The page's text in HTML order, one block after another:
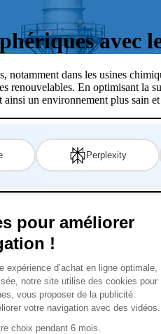
avec
dans les usines
En optimisant la
un environnement plus sain
Perplexity